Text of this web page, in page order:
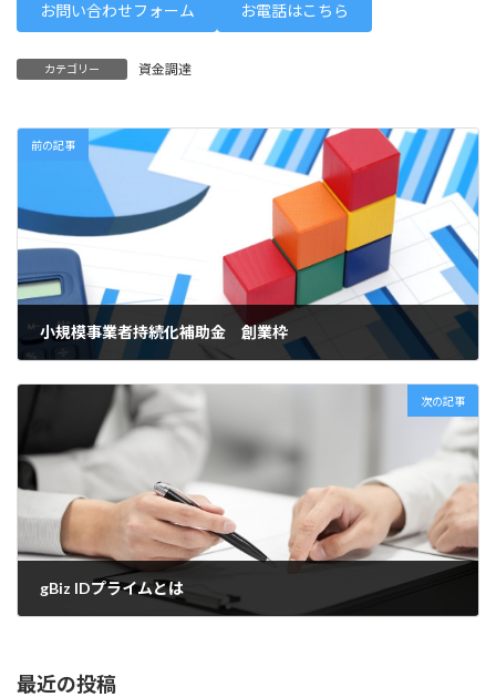
お問い合わせフォーム お電話はこちら
カテゴリー 資金調達
前の記事
小規模事業者持続化補助金 創業枠
次の記事
gBiz IDプライムとは
最近の投稿